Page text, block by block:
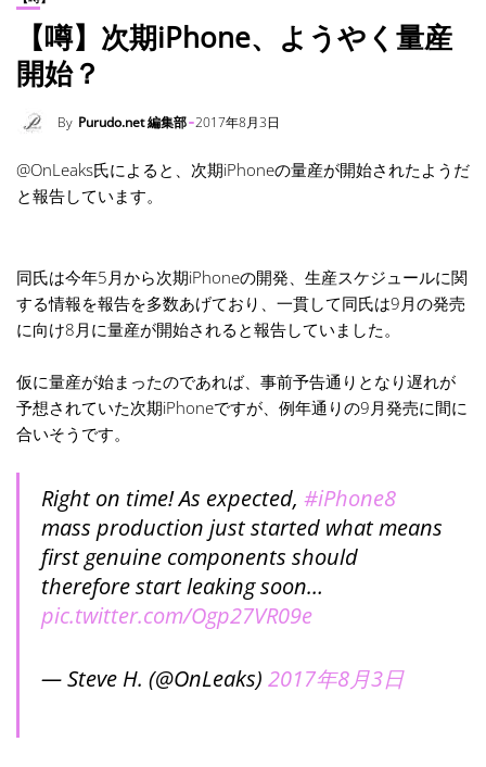
【噂】次期iPhone、ようやく量産
開始？
By Purudo.net 編集部 2017年8月3日
@OnLeaks氏によると、次期iPhoneの量産が開始されたようだ
と報告しています。
同氏は今年5月から次期iPhoneの開発、生産スケジュールに関
する情報を報告を多数あげており、一貫して同氏は9月の発売
に向け8月に量産が開始されると報告していました。
仮に量産が始まったのであれば、事前予告通りとなり遅れが
予想されていた次期iPhoneですが、例年通りの9月発売に間に
合いそうです。
Right on time! As expected, #iPhone8
mass production just started what means
first genuine components should
therefore start leaking soon…
pic.twitter.com/Ogp27VR09e
— Steve H. (@OnLeaks) 2017年8月3日